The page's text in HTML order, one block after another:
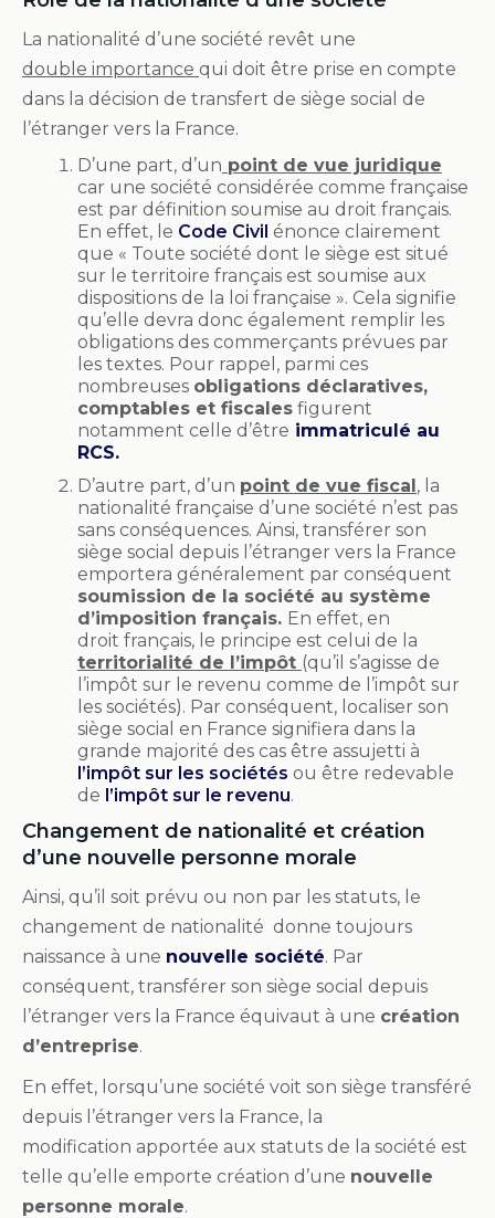
La nationalité d’une société revêt une
double importance qui doit être prise en compte
dans la décision de transfert de siège social de
l’étranger vers la France.
D’une part, d’un point de vue juridique
car une société considérée comme française
est par définition soumise au droit français.
En effet, le Code Civil énonce clairement
que « Toute société dont le siège est situé
sur le territoire français est soumise aux
dispositions de la loi française ». Cela signifie
qu’elle devra donc également remplir les
obligations des commerçants prévues par
les textes. Pour rappel, parmi ces
nombreuses obligations déclaratives,
comptables et fiscales figurent
notamment celle d’être immatriculé au
RCS.
D’autre part, d’un point de vue fiscal, la
nationalité française d’une société n’est pas
sans conséquences. Ainsi, transférer son
siège social depuis l’étranger vers la France
emportera généralement par conséquent
soumission de la société au système
d’imposition français. En effet, en
droit français, le principe est celui de la
territorialité de l’impôt (qu’il s’agisse de
l’impôt sur le revenu comme de l’impôt sur
les sociétés). Par conséquent, localiser son
siège social en France signifiera dans la
grande majorité des cas être assujetti à
l’impôt sur les sociétés ou être redevable
de l’impôt sur le revenu.
Changement de nationalité et création
d’une nouvelle personne morale
Ainsi, qu’il soit prévu ou non par les statuts, le
changement de nationalité donne toujours
naissance à une nouvelle société. Par
conséquent, transférer son siège social depuis
l’étranger vers la France équivaut à une création
d’entreprise.
En effet, lorsqu’une société voit son siège transféré
depuis l’étranger vers la France, la
modification apportée aux statuts de la société est
telle qu’elle emporte création d’une nouvelle
personne morale.